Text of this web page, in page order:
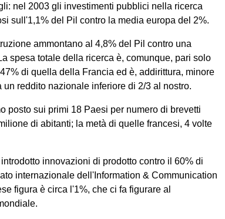
nel 2003 gli investimenti pubblici nella ricerca
sull'1,1% del Pil contro la media europa del 2%.
ammontano al 4,8% del Pil contro una
spesa totale della ricerca è, comunque, pari solo
di quella della Francia ed è, addirittura, minore
reddito nazionale inferiore di 2/3 al nostro.
posto sui primi 18 Paesi per numero di brevetti
di abitanti; la metà di quelle francesi, 4 volte
innovazioni di prodotto contro il 60% di
internazionale dell'Information & Communication
figura è circa l'1%, che ci fa figurare al